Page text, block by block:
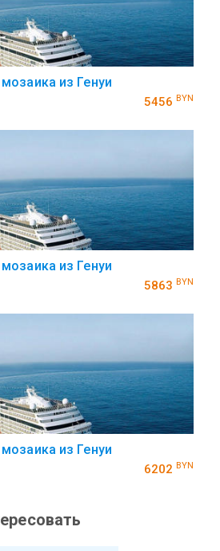
из Генуи
5456 BYN
из Генуи
5863 BYN
из Генуи
6202 BYN